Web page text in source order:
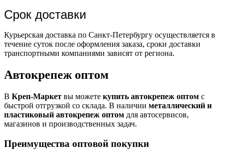
Срок доставки
Курьерская доставка по Санкт-Петербургу осуществляется в
течение суток после оформления заказа, сроки доставки
транспортными компаниями зависят от региона.
Автокрепеж оптом
В Креп-Маркет вы можете купить автокрепеж оптом с
быстрой отгрузкой со склада. В наличии металлический и
пластиковый автокрепеж оптом для автосервисов,
магазинов и производственных задач.
Преимущества оптовой покупки